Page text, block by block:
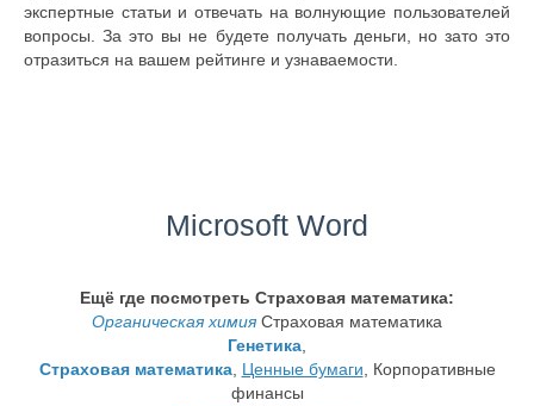
экспертные статьи и отвечать на волнующие пользователей
вопросы. За это вы не будете получать деньги, но зато это
отразиться на вашем рейтинге и узнаваемости.
Microsoft Word
Ещё где посмотреть Страховая математика:
Органическая химия Страховая математика
Генетика,
Страховая математика, Ценные бумаги, Корпоративные
финансы